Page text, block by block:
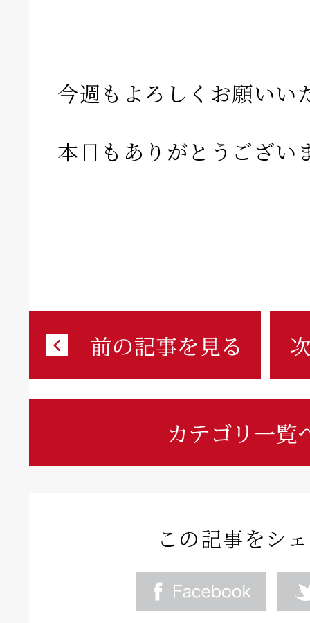
今週もよろしくお願いい
本日もありがとうござい
この記事をシ